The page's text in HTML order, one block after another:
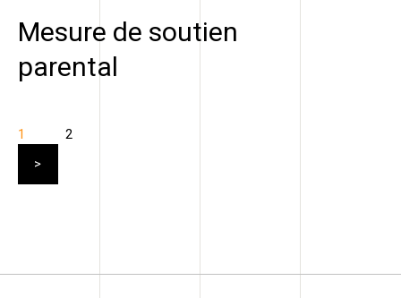
Mesure de soutien
parental
1 2